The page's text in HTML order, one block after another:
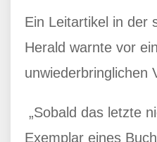
Ein Leitartikel in der
Herald warnte vor
unwiederbringlichen
„Sobald das letzte
Exemplar eines